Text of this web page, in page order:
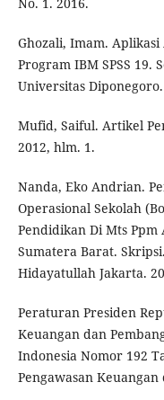
Ghozali, Imam.
Program IBM SPSS 19.
Universitas
Mufid, Saiful. Artikel
2012, hlm. 1.
Nanda, Eko Andrian.
Operasional Sekolah
Pendidikan Di Mts
Sumatera Barat.
Hidayatullah Jakarta.
Peraturan Presiden
Keuangan dan
Indonesia Nomor 192
Pengawasan